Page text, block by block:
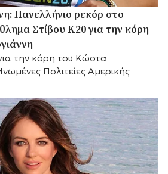
Πανελλήνιο ρεκόρ στο
Στίβου Κ20 για την κόρη
την κόρη του Κώστα
Πολιτείες Αμερικής